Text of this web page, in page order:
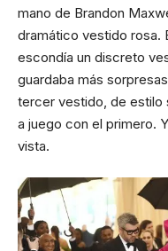
mano de Brandon
dramático vestido rosa.
escondía un discreto
guardaba más
tercer vestido, de estilo
a juego con el primero.
vista.